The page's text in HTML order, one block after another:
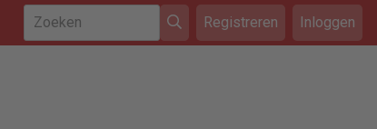
Registreren Inloggen